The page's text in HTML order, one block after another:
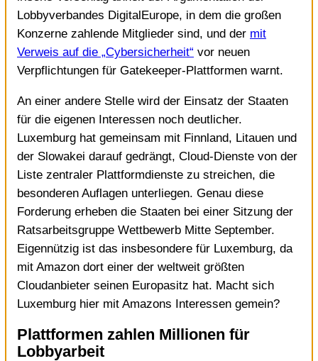
Lobbyverbandes DigitalEurope, in dem die großen
Konzerne zahlende Mitglieder sind, und der mit
Verweis auf die „Cybersicherheit“ vor neuen
Verpflichtungen für Gatekeeper-Plattformen warnt.
An einer andere Stelle wird der Einsatz der Staaten
für die eigenen Interessen noch deutlicher.
Luxemburg hat gemeinsam mit Finnland, Litauen und
der Slowakei darauf gedrängt, Cloud-Dienste von der
Liste zentraler Plattformdienste zu streichen, die
besonderen Auflagen unterliegen. Genau diese
Forderung erheben die Staaten bei einer Sitzung der
Ratsarbeitsgruppe Wettbewerb Mitte September.
Eigennützig ist das insbesondere für Luxemburg, da
mit Amazon dort einer der weltweit größten
Cloudanbieter seinen Europasitz hat. Macht sich
Luxemburg hier mit Amazons Interessen gemein?
Plattformen zahlen Millionen für
Lobbyarbeit